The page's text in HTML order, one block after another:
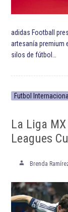
ETIQUETADO: